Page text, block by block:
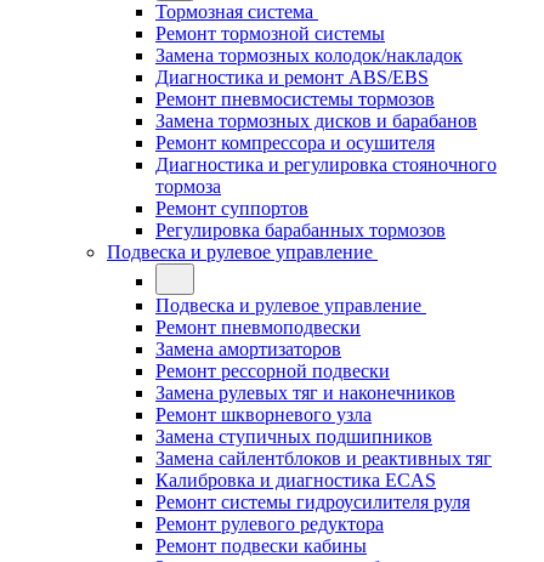
Тормозная система
Ремонт тормозной системы
Замена тормозных колодок/накладок
Диагностика и ремонт ABS/EBS
Ремонт пневмосистемы тормозов
Замена тормозных дисков и барабанов
Ремонт компрессора и осушителя
Диагностика и регулировка стояночного
тормоза
Ремонт суппортов
Регулировка барабанных тормозов
Подвеска и рулевое управление
Подвеска и рулевое управление
Ремонт пневмоподвески
Замена амортизаторов
Ремонт рессорной подвески
Замена рулевых тяг и наконечников
Ремонт шкворневого узла
Замена ступичных подшипников
Замена сайлентблоков и реактивных тяг
Калибровка и диагностика ECAS
Ремонт системы гидроусилителя руля
Ремонт рулевого редуктора
Ремонт подвески кабины